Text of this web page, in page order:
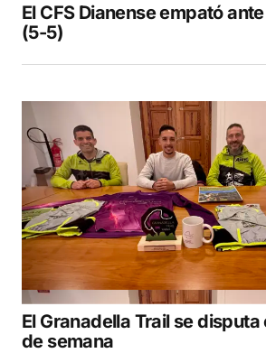
El CFS Dianense empató
(5-5)
El Granadella Trail se
de semana